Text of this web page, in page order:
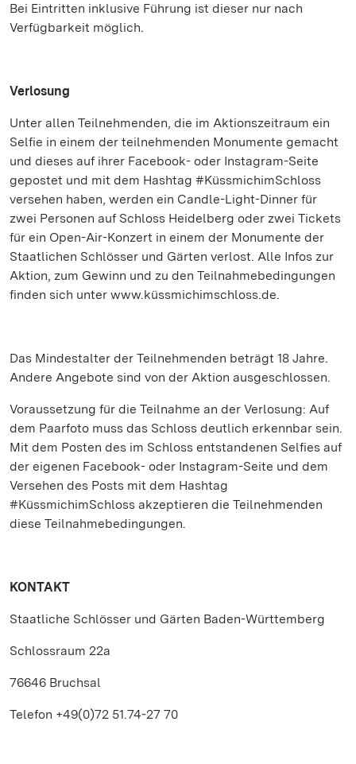
Bei Eintritten inklusive Führung ist dieser nur nach
Verfügbarkeit möglich.
Verlosung
Unter allen Teilnehmenden, die im Aktionszeitraum ein
Selfie in einem der teilnehmenden Monumente gemacht
und dieses auf ihrer Facebook- oder Instagram-Seite
gepostet und mit dem Hashtag #KüssmichimSchloss
versehen haben, werden ein Candle-Light-Dinner für
zwei Personen auf Schloss Heidelberg oder zwei Tickets
für ein Open-Air-Konzert in einem der Monumente der
Staatlichen Schlösser und Gärten verlost. Alle Infos zur
Aktion, zum Gewinn und zu den Teilnahmebedingungen
finden sich unter www.küssmichimschloss.de.
Das Mindestalter der Teilnehmenden beträgt 18 Jahre.
Andere Angebote sind von der Aktion ausgeschlossen.
Voraussetzung für die Teilnahme an der Verlosung: Auf
dem Paarfoto muss das Schloss deutlich erkennbar sein.
Mit dem Posten des im Schloss entstandenen Selfies auf
der eigenen Facebook- oder Instagram-Seite und dem
Versehen des Posts mit dem Hashtag
#KüssmichimSchloss akzeptieren die Teilnehmenden
diese Teilnahmebedingungen.
KONTAKT
Staatliche Schlösser und Gärten Baden-Württemberg
Schlossraum 22a
76646 Bruchsal
Telefon +49(0)72 51.74-27 70